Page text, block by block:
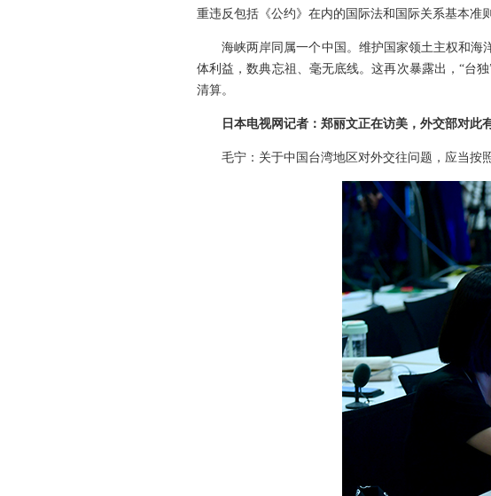
重违反包括《公约》在内的国际法和国际关系基本准
海峡两岸同属一个中国。维护国家领土主权和
体利益，数典忘祖、毫无底线。这再次暴露出，“台
清算。
日本电视网记者：郑丽文正在访美，外交部对此
毛宁：关于中国台湾地区对外交往问题，应当按